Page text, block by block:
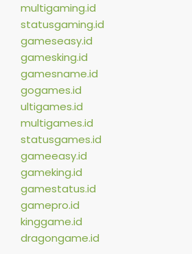
multigaming.id
statusgaming.id
gameseasy.id
gamesking.id
gamesname.id
gogames.id
ultigames.id
multigames.id
statusgames.id
gameeasy.id
gameking.id
gamestatus.id
gamepro.id
kinggame.id
dragongame.id